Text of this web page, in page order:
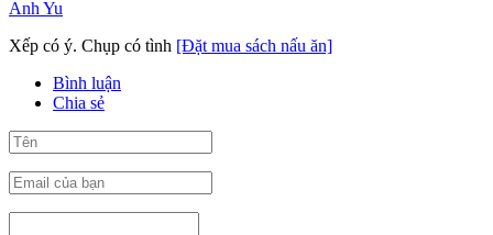
Anh Yu
Xếp có ý. Chụp có tình [Đặt mua sách nấu ăn]
Bình luận
Chia sẻ